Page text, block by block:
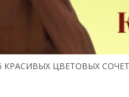
ЦВЕТОВЫХ